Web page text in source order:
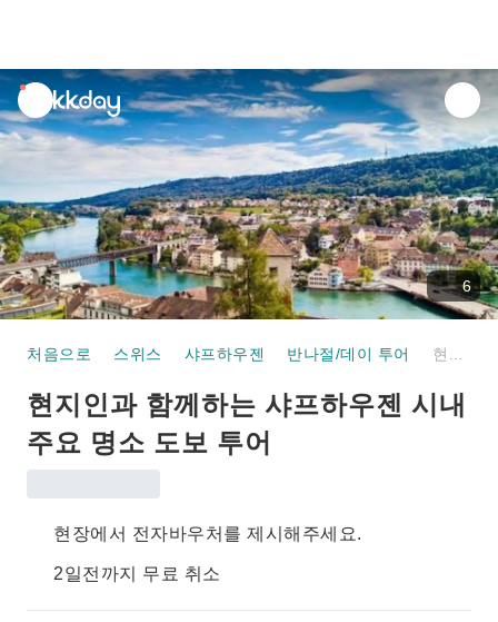
unread
notifications
6
처음으로 스위스 샤프하우젠 반나절/데이 투어
현지인과 함께하는 샤프하우젠 시내
주요 명소 도보 투어
현장에서 전자바우처를 제시해주세요.
2일전까지 무료 취소